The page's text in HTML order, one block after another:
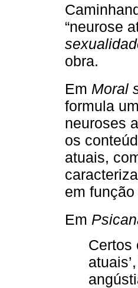
“neurose
obra.
Em Moral
formula
neuroses
os
atuais,
em
Em
Certos